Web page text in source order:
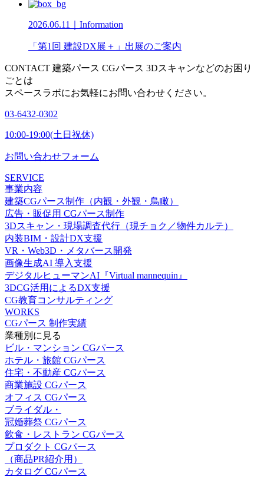
2026.06.11｜Information
「第1回 建設DX展＋」出展のご案内
CONTACT 建築パース CGパース 3Dスキャンなどのお困り
ごとは
スペースラボにお気軽にお問い合わせください。
03-6432-0302
10:00-19:00(土日祝休)
お問い合わせフォーム
SERVICE
事業内容
建築CGパース制作（内観・外観・鳥瞰）
広告・販促用 CGパース制作
3Dスキャン・現場調査代行（現チョク／物件カルテ）
内装BIM・設計DX支援
VR・Web3D・メタバース開発
画像生成AI 導入支援
デジタルヒューマンAI『Virtual mannequin』
3DCG活用によるDX支援
CG教育コンサルティング
WORKS
CGパース 制作実績
業種別に見る
ビル・マンション CGパース
ホテル・旅館 CGパース
住宅・不動産 CGパース
商業施設 CGパース
オフィス CGパース
ブライダル・
冠婚葬祭 CGパース
飲食・レストラン CGパース
プロダクト CGパース
（商品PR紹介用）
カタログ CGパース